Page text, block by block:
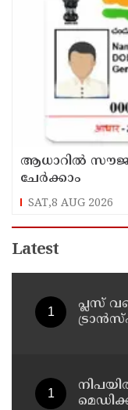
ആധാറിൽ
ചേർക്കാം
SAT,8 AUG 2026
Latest
പ്ലസ്